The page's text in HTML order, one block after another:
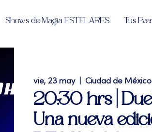
Shows de Magia ESTELARES Tus
vie, 23 may
  |
Ciudad de México
20:30 hrs |
Una nueva